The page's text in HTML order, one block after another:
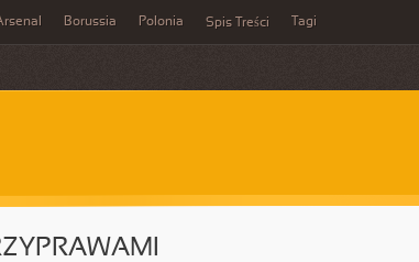
Borussia Polonia Spis Treści Tagi